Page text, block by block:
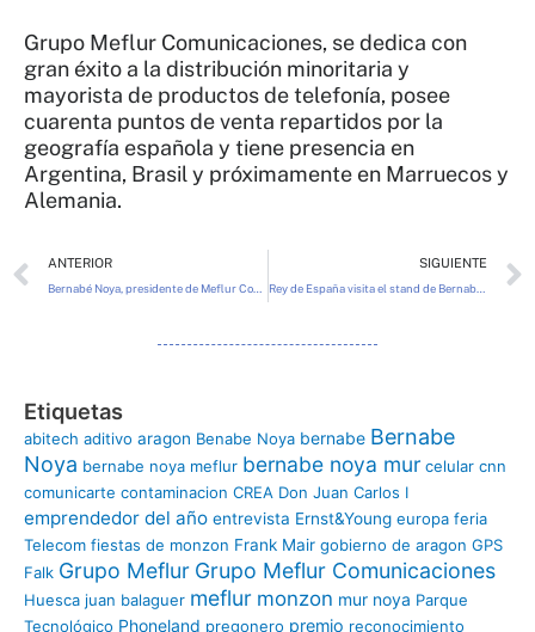
Grupo Meflur Comunicaciones, se dedica con
gran éxito a la distribución minoritaria y
mayorista de productos de telefonía, posee
cuarenta puntos de venta repartidos por la
geografía española y tiene presencia en
Argentina, Brasil y próximamente en Marruecos y
Alemania.
Ant
ANTERIOR SIGUIENTE
Rey de España visita el stand de Bernabé Noya
Etiquetas
abitech aditivo aragon Benabe Noya bernabe Bernabe
Noya bernabe noya meflur bernabe noya mur celular cnn
comunicarte contaminacion CREA Don Juan Carlos I
emprendedor del año entrevista Ernst&Young europa feria
Telecom fiestas de monzon Frank Mair gobierno de aragon GPS
Falk Grupo Meflur Grupo Meflur Comunicaciones
Huesca juan balaguer meflur monzon mur noya Parque
Tecnológico Phoneland pregonero premio reconocimiento